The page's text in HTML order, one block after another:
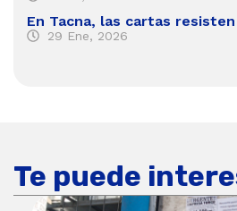
En Tacna, las cartas
29 Ene, 2026
Te puede